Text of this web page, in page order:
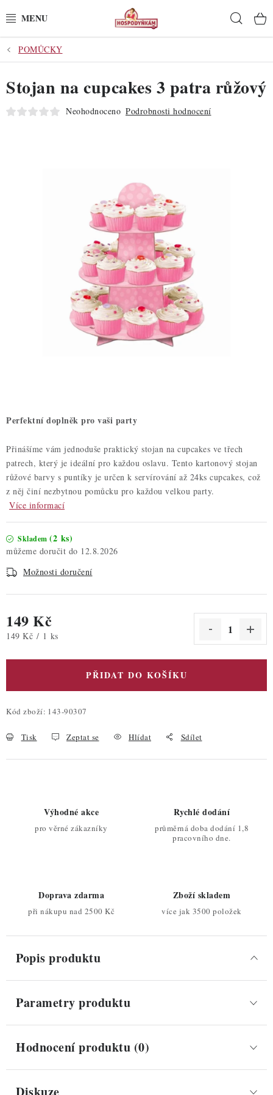
na
POTŘEBY
POMŮCKY
SUROVINY
ZDRAVÉ PEČENÍ
DÁRKOVÉ POUKAZY
TÉMATICKÉ PRODUKTY
Nepřevzetí zásilky na dobírku
Obchodní podmínky
Hodnocení obchodu
Blog
Moje objednávka
Podmínky ochrany osobních údajů
POMŮCKY
Perfektní doplněk pro vaši party
Přinášíme vám jednoduše praktický stojan na cupcakes ve třech
patrech, který je ideální pro každou oslavu. Tento kartonový stojan
růžové barvy s puntíky je určen k servírování až 24ks cupcakes, což
z něj činí nezbytnou pomůcku pro každou velkou party.
Více informací
Skladem (2 ks)
12.8.2026
Možnosti doručení
149 Kč
Měrná cena:
149 Kč / 1 ks
PŘIDAT DO KOŠÍKU
Kód zboží: 143-90307
Tisk Zeptat se Hlídat Sdílet
Stojan na cupcakes 3 patra růžový
Neohodnoceno Podrobnosti hodnocení
Výhodné akce
pro věrné zákazníky
Rychlé dodání
průměrná doba dodání 1,8
pracovního dne.
Doprava zdarma
při nákupu nad 2500 Kč
Zboží skladem
více jak 3500 položek
Popis produktu
Parametry produktu
Hodnocení produktu (0)